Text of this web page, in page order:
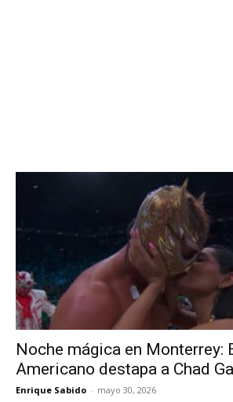
Noche mágica en Monterrey:
Americano destapa a Chad
Enrique Sabido - mayo 30, 2026